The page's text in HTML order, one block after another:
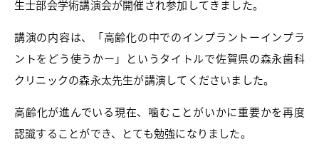
生士部会学術講演会が開催され参加してきました。
講演の内容は、「高齢化の中でのインプラントーインプラ
ントをどう使うかー」というタイトルで佐賀県の森永歯科
クリニックの森永太先生が講演してくださいました。
高齢化が進んでいる現在、噛むことがいかに重要かを再度
認識することができ、とても勉強になりました。